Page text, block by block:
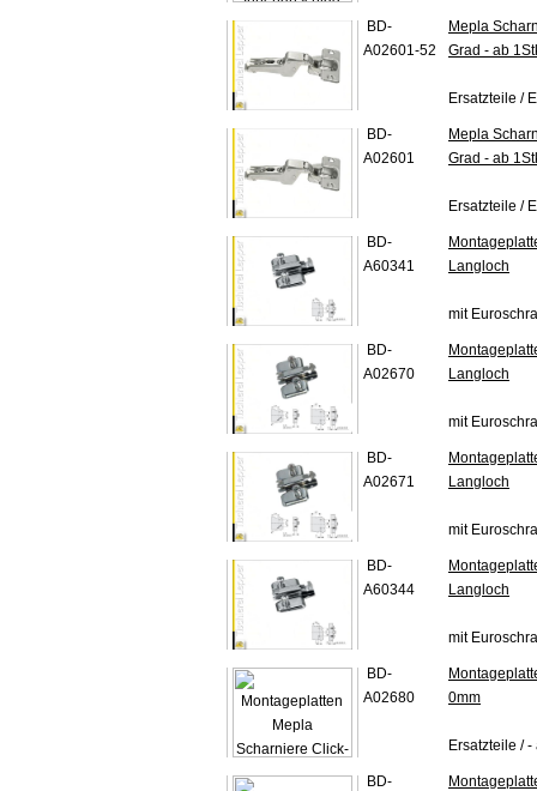
BD-
A02601-52
Mepla
Grad - ab
Ersatzteile /
BD-
A02601
Mepla
Grad - ab
Ersatzteile /
BD-
A60341
Langloch
mit
BD-
A02670
Langloch
mit
BD-
A02671
Langloch
mit
BD-
A60344
Langloch
mit
BD-
A02680
0mm
Ersatzteile / -
BD-